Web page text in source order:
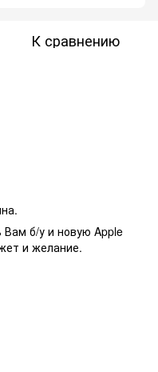
К сравнению
Вам б/у и новую Apple
и желание.